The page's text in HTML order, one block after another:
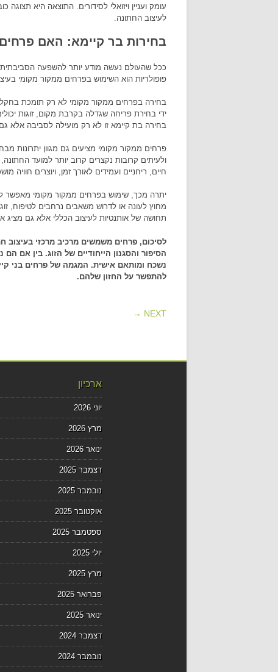
עומק ועניין ויזואלי לסידורים. התוצאה היא
לעיצוב החתונה.
בחירות בר קיימא: האם
ככל שהעולם נעשה מודע יותר להשפעה
פופולריות הוא השימוש בפרחים ממקור מקומי
בחירה בפרחים ממקור מקומי לא רק תומכת
ידי בחירת פריחה שגדלה בקרבת מקום, זוגות
בחירה בת קיימא זו לא רק מועילה לסביבה אלא גם
פרחים ממקור מקומי מציעים גם מגוון יתרונות
ולעיתים קרובות נקצרים קרוב יותר למועד
חיים, ריחניים ועמידים לאורך זמן, ויוצרים חוויה
יתרה מכך, שימוש בפרחים ממקור מקומי מאפשר
מחוץ לעונה או לדרוש משאבים נרחבים לטיפוח,
תחושה של אותנטיות לעיצוב הכללי אלא גם מציג
לסיכום, פרחים משמשים מרכיב מרכזי בעיצוב
הסיפור והסגנון הייחודיים של הזוג. בין אם
נשכח ומותאם אישית. המגמה של פרחים בני
להתפשר על החזון שלהם.
POST NAVIGATION
NEXT →
ארכיון
יוני 2026
מרץ 2026
ינואר 2026
דצמבר 2025
נובמבר 2025
אוקטובר 2025
ספטמבר 2025
יולי 2025
מרץ 2025
פברואר 2025
ינואר 2025
דצמבר 2024
נובמבר 2024